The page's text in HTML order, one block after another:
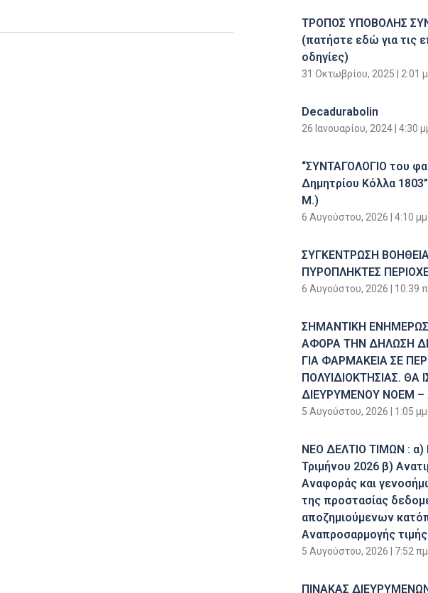
ΤΡΟΠΟΣ ΥΠΟΒΟΛΗΣ
(πατήστε εδώ για τις
οδηγίες)
31 Οκτωβρίου, 2025 2:01
Decadurabolin
26 Ιανουαρίου, 2024 4:30
“ΣΥΝΤΑΓΟΛΟΓΙΟ του
Δημητρίου Κόλλα
Μ.)
6 Αυγούστου, 2026 4:10 μμ
ΣΥΓΚΕΝΤΡΩΣΗ
ΠΥΡΟΠΛΗΚΤΕΣ
6 Αυγούστου, 2026 10:39
ΣΗΜΑΝΤΙΚΗ
ΑΦΟΡΑ ΤΗΝ ΔΗΛΩΣΗ
ΓΙΑ ΦΑΡΜΑΚΕΙΑ ΣΕ
ΠΟΛΥΙΔΙΟΚΤΗΣΙΑΣ. ΘΑ
ΔΙΕΥΡΥΜΕΝΟΥ ΝΟΕΜ –
5 Αυγούστου, 2026 1:05 μμ
ΝΕΟ ΔΕΛΤΙΟ ΤΙΜΩΝ :
Τριμήνου 2026 β)
Αναφοράς και
της προστασίας
αποζημιούμενων
Αναπροσαρμογής τιμής
5 Αυγούστου, 2026 7:52 πμ
ΠΙΝΑΚΑΣ